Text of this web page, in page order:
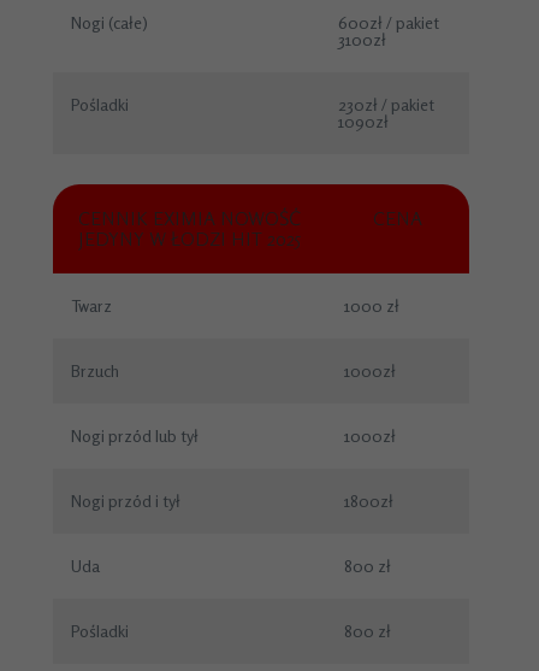
Nogi (całe)
600zł / pakiet
3100zł
Pośladki
230zł / pakiet
1090zł
CENNIK EXIMIA NOWOŚĆ
JEDYNY W ŁODZI HIT 2025
CENA
Twarz 1000 zł
Brzuch 1000zł
Nogi przód lub tył 1000zł
Nogi przód i tył 1800zł
Uda 800 zł
Pośladki 800 zł